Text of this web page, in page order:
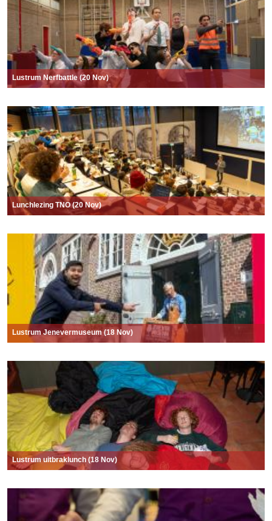
Lustrum Nerfbattle (20 Nov)
Lunchlezing TNO (20 Nov)
Lustrum Jenevermuseum (18 Nov)
Lustrum uitbraklunch (18 Nov)